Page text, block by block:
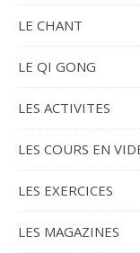
LE CHANT
LE QI GONG
LES ACTIVITES
LES COURS EN
LES EXERCICES
LES MAGAZINES